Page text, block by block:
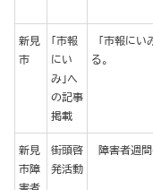
新見
市
「市報
にい
み」へ
の記事
掲載
「市報にい
る。
新見
市障
害者
街頭啓
発活動
障害者週間